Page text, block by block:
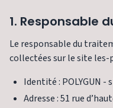
1. Responsable
Le responsable du
collectées sur le site
Identité : POLYGUN -
Adresse : 51 rue